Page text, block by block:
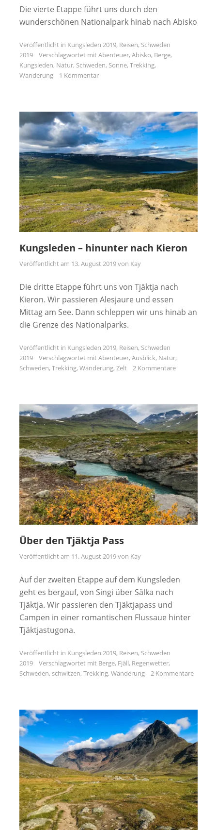
Die vierte Etappe führt uns durch den
wunderschönen Nationalpark hinab nach Abisko
Veröffentlicht in Kungsleden 2019, Reisen, Schweden
2019
Verschlagwortet mitAbenteuer, Abisko, Berge,
Kungsleden, Natur, Schweden, Sonne, Trekking,
Wanderung
1 Kommentar
Kungsleden – hinunter nach Kieron
Veröffentlicht am 13. August 2019von Kay
Die dritte Etappe führt uns von Tjäktja nach
Kieron. Wir passieren Alesjaure und essen
Mittag am See. Dann schleppen wir uns hinab an
die Grenze des Nationalparks.
Veröffentlicht in Kungsleden 2019, Reisen, Schweden
2019
Verschlagwortet mitAbenteuer, Ausblick, Natur,
Schweden, Trekking, Wanderung, Zelt 2 Kommentare
Über den Tjäktja Pass
Veröffentlicht am 11. August 2019von Kay
Auf der zweiten Etappe auf dem Kungsleden
geht es bergauf, von Singi über Sälka nach
Tjäktja. Wir passieren den Tjäktjapass und
Campen in einer romantischen Flussaue hinter
Tjäktjastugona.
Veröffentlicht in Kungsleden 2019, Reisen, Schweden
2019
Verschlagwortet mit Berge, Fjäll, Regenwetter,
Schweden, schwitzen, Trekking, Wanderung 2 Kommentare